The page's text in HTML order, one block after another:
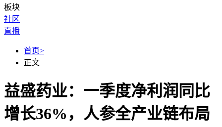
板块
社区
直播
首页>
正文
益盛药业：一季度净利润同比
增长36%，人参全产业链布局